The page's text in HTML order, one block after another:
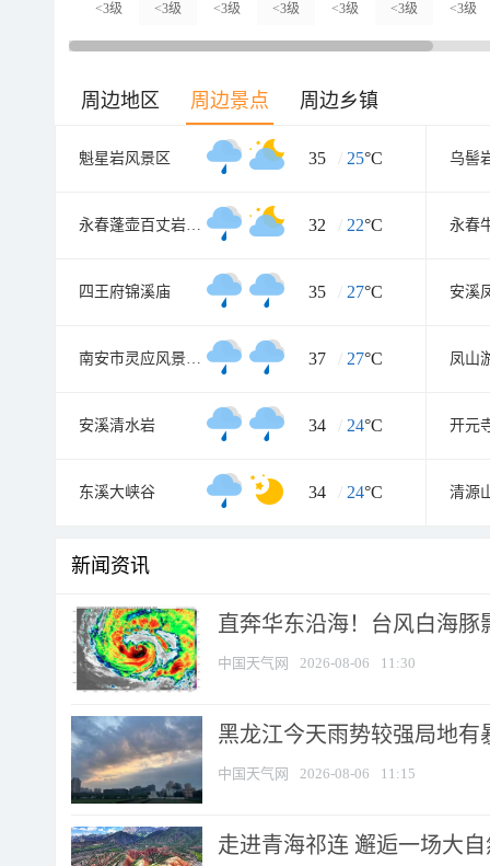
<3级 <3级 <3级 <3级 <3级 <3级 <3级
周边地区 周边景点 周边乡镇
魁星岩风景区 35 / 25°C 乌髻
永春蓬壶百丈岩风景区 32 / 22°C
四王府锦溪庙 35 / 27°C
南安市灵应风景旅游区 37 / 27°C 凤山
安溪清水岩 34 / 24°C 开元
东溪大峡谷 34 / 24°C 清源
新闻资讯
直奔华东沿海！台风白海豚
中国天气网 2026-08-06 11:30
黑龙江今天雨势较强局地有
中国天气网 2026-08-06 11:15
走进青海祁连 邂逅一场大